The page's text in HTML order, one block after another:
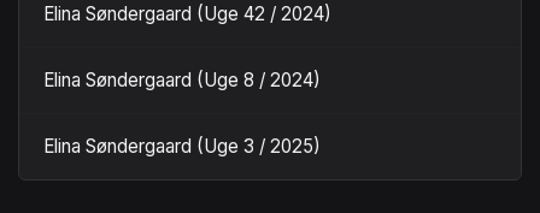
Elina Søndergaard (Uge 42 / 2024)
Elina Søndergaard (Uge 8 / 2024)
Elina Søndergaard (Uge 3 / 2025)